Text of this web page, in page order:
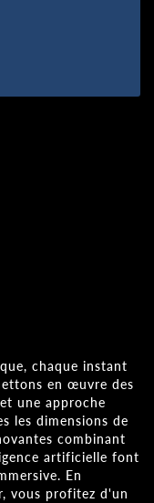
chaque instant
en œuvre des
une approche
les dimensions de
combinant
artificielle font
En
vous profitez d'un